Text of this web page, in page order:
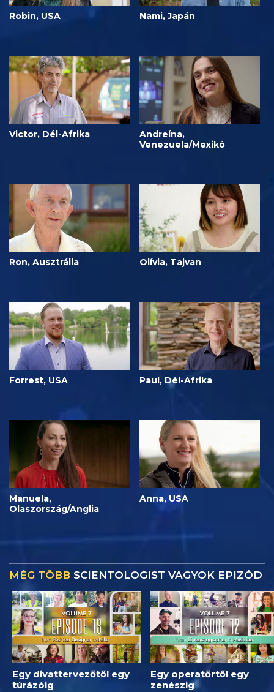
Robin, USA Nami, Japán
Victor, Dél-Afrika
Andreína,
Venezuela/Mexikó
Ron, Ausztrália Olívia, Tajvan
Forrest, USA Paul, Dél-Afrika
Manuela,
Olaszország/Anglia
Anna, USA
MÉG TÖBB SCIENTOLOGIST VAGYOK EPIZÓD
Egy divattervezőtől egy
túrázóig
Egy operatőrtől egy
zenészig